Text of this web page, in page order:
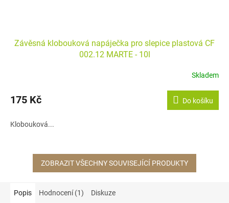
Závěsná klobouková napáječka pro slepice plastová CF
002.12 MARTE - 10l
Skladem
175 Kč Do košíku
Klobouková...
ZOBRAZIT VŠECHNY SOUVISEJÍCÍ PRODUKTY
Popis Hodnocení (1) Diskuze